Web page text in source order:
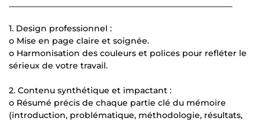
1. Design professionnel :
o Mise en page claire et soignée.
o Harmonisation des couleurs et polices pour refléter le
sérieux de votre travail.
2. Contenu synthétique et impactant :
o Résumé précis de chaque partie clé du mémoire
(introduction, problématique, méthodologie, résultats,